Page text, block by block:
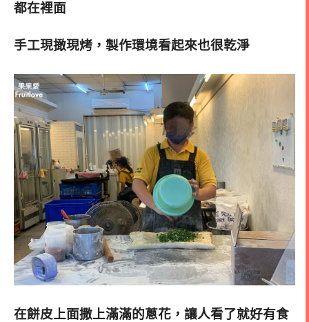
都在裡面
手工現撖現烤，製作環境看起來也很乾淨
在餅皮上面撒上滿滿的蔥花，讓人看了就好有食